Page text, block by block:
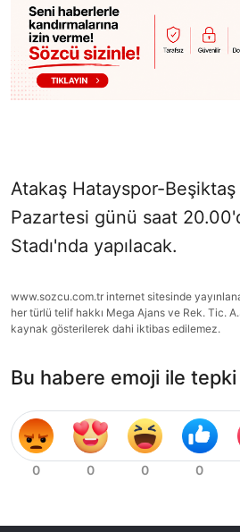
Atakaş Hatayspor-Beşiktaş
Pazartesi günü saat
Stadı'nda yapılacak.
www.sozcu.com.tr internet sitesinde
her türlü telif hakkı Mega Ajans ve Rek. Tic.
kaynak gösterilerek dahi iktibas edilemez.
Bu habere emoji ile